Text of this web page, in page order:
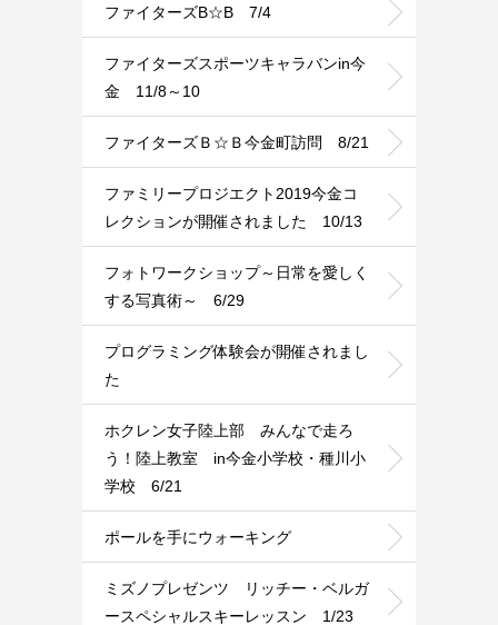
ファイターズB☆B 7/4
ファイターズスポーツキャラバンin今
金 11/8～10
ファイターズＢ☆Ｂ今金町訪問 8/21
ファミリープロジエクト2019今金コ
レクションが開催されました 10/13
フォトワークショップ～日常を愛しく
する写真術～ 6/29
プログラミング体験会が開催されまし
た
ホクレン女子陸上部 みんなで走ろ
う！陸上教室 in今金小学校・種川小
学校 6/21
ポールを手にウォーキング
ミズノプレゼンツ リッチー・ベルガ
ースペシャルスキーレッスン 1/23